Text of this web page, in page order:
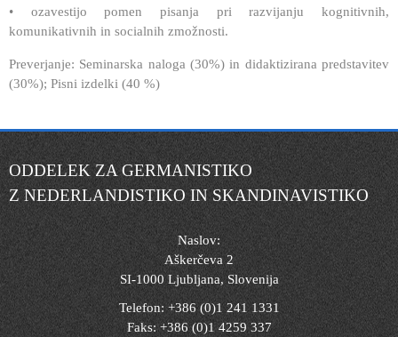
• ozavestijo pomen pisanja pri razvijanju kognitivnih,
komunikativnih in socialnih zmožnosti.
Preverjanje: Seminarska naloga (30%) in didaktizirana predstavitev
(30%); Pisni izdelki (40 %)
ODDELEK ZA GERMANISTIKO
Z NEDERLANDISTIKO IN SKANDINAVISTIKO
Naslov:
Aškerčeva 2
SI-1000 Ljubljana, Slovenija
Telefon: +386 (0)1 241 1331
Faks: +386 (0)1 4259 337